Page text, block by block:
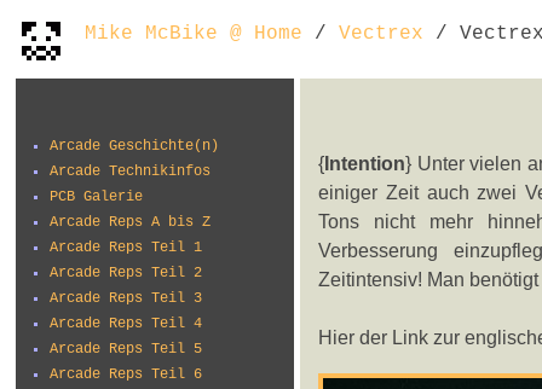
Mike McBike @ Home / Vectrex / Vectrex
Arcade Geschichte(n)
Arcade Technikinfos
PCB Galerie
Arcade Reps A bis Z
Arcade Reps Teil 1
Arcade Reps Teil 2
Arcade Reps Teil 3
Arcade Reps Teil 4
Arcade Reps Teil 5
Arcade Reps Teil 6
{Intention} Unter vielen
einiger Zeit auch zwei
Tons nicht mehr
Verbesserung
Zeitintensiv! Man
Hier der Link zur